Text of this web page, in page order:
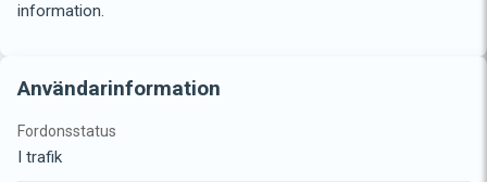
information.
Användarinformation
Fordonsstatus
I trafik